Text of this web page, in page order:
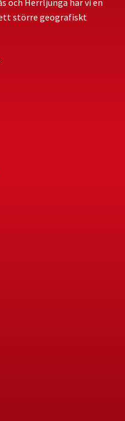
och Herrljunga har vi en
större geografiskt